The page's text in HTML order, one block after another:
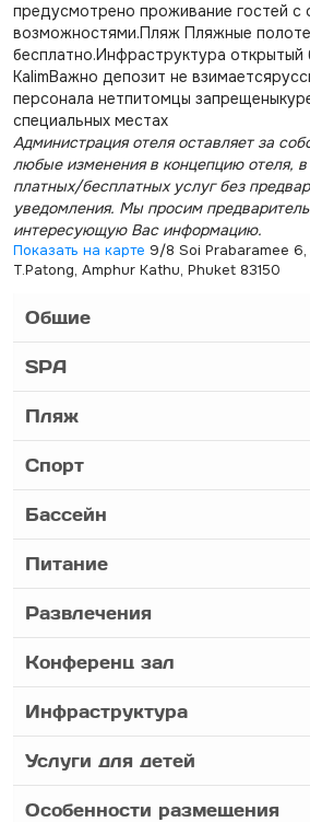
предусмотрено проживание гостей с
возможностями.Пляж Пляжные
бесплатно.Инфраструктура открытый
KalimВажно депозит не
персонала нетпитомцы
специальных местах
Администрация отеля оставляет за
любые изменения в концепцию отеля,
платных/бесплатных услуг без
уведомления. Мы просим
интересующую Вас информацию.
Показать на карте 9/8 Soi Prabaramee 6,
T.Patong, Amphur Kathu, Phuket 83150
Общие
SPA
Пляж
Спорт
Бассейн
Питание
Развлечения
Конференц зал
Инфраструктура
Услуги для детей
Особенности размещения